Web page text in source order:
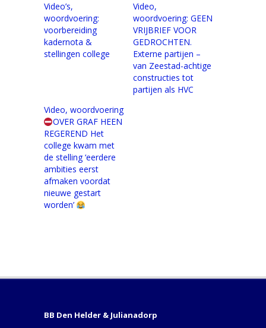
Video’s,
woordvoering:
voorbereiding
kadernota &
stellingen college
Video,
woordvoering: GEEN
VRIJBRIEF VOOR
GEDROCHTEN.
Externe partijen –
van Zeestad-achtige
constructies tot
partijen als HVC
Video, woordvoering
OVER GRAF HEEN
REGEREND Het
college kwam met
de stelling ‘eerdere
ambities eerst
afmaken voordat
nieuwe gestart
worden’
BB Den Helder & Julianadorp